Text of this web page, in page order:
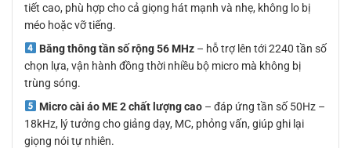
tiết cao, phù hợp cho cả giọng hát mạnh và nhẹ, không lo bị
méo hoặc vỡ tiếng.
Băng thông tần số rộng 56 MHz– hỗ trợ lên tới 2240 tần số
chọn lựa, vận hành đồng thời nhiều bộ micro mà không bị
trùng sóng.
Micro cài áo ME 2 chất lượng cao– đáp ứng tần số 50Hz –
18kHz, lý tưởng cho giảng dạy, MC, phỏng vấn, giúp ghi lại
giọng nói tự nhiên.